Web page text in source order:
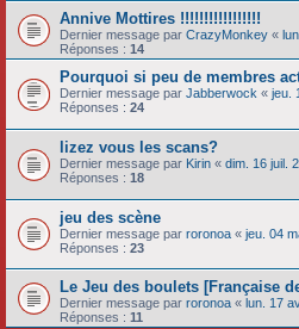
Annive Mottires !!!!!!!!!!!!!!!!!
Dernier message par CrazyMonkey «
Réponses : 14
Pourquoi si peu de membres
Dernier message par Jabberwock « jeu.
Réponses : 24
lizez vous les scans?
Dernier message par Kirin « dim. 16 juil.
Réponses : 18
jeu des scène
Dernier message par roronoa « jeu. 04
Réponses : 23
Le Jeu des boulets [Française
Dernier message par roronoa « lun. 17
Réponses : 11